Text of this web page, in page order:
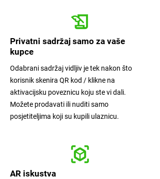
Privatni sadržaj samo za vaše
kupce
Odabrani sadržaj vidljiv je tek nakon što
korisnik skenira QR kod / klikne na
aktivacijsku poveznicu koju ste vi dali.
Možete prodavati ili nuditi samo
posjetiteljima koji su kupili ulaznicu.
AR iskustva